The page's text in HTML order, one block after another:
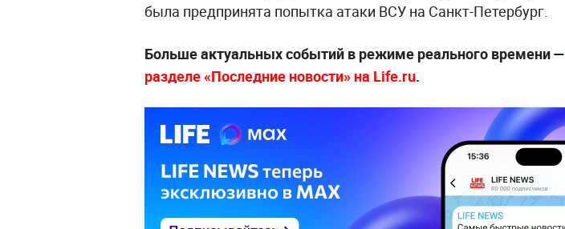
была предпринята попытка атаки ВСУ на Санкт-Петербург.
Больше актуальных событий в режиме реального времени —
разделе «Последние новости» на Life.ru.